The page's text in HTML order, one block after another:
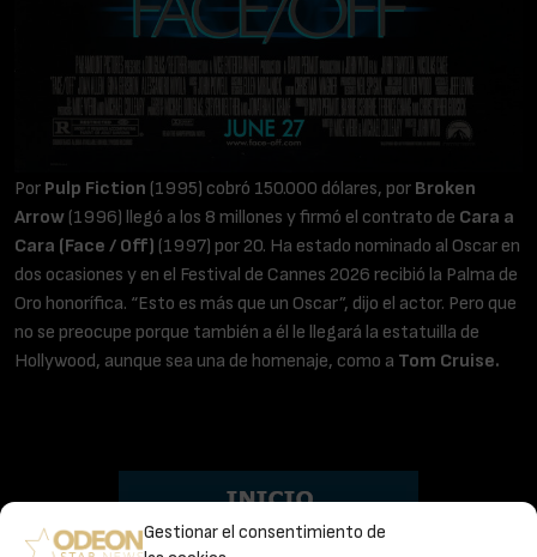
Gestionar el consentimiento de
Por Pulp Fiction (1995) cobró 150.000 dólares, por Broken
Arrow (1996) llegó a los 8 millones y firmó el contrato de Cara a
Cara (Face / Off) (1997) por 20. Ha estado nominado al Oscar en
dos ocasiones y en el Festival de Cannes 2026 recibió la Palma de
Oro honorífica. “Esto es más que un Oscar”, dijo el actor. Pero que
no se preocupe porque también a él le llegará la estatuilla de
Hollywood, aunque sea una de homenaje, como a Tom Cruise.